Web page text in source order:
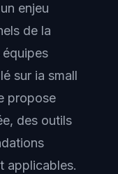
enjeu
de la
sur ia small
propose
des outils
applicables.